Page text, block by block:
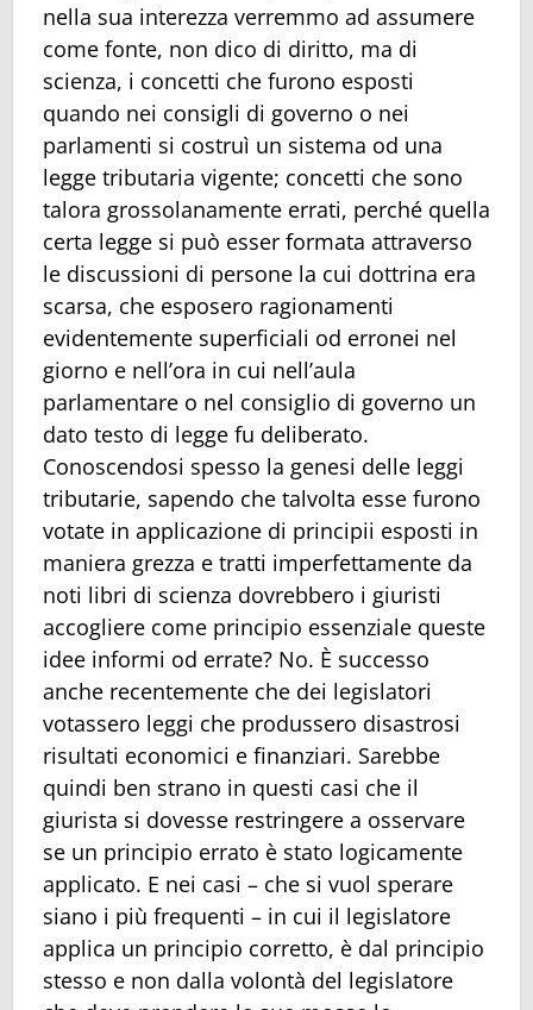
nella sua interezza verremmo ad assumere
come fonte, non dico di diritto, ma di
scienza, i concetti che furono esposti
quando nei consigli di governo o nei
parlamenti si costruì un sistema od una
legge tributaria vigente; concetti che sono
talora grossolanamente errati, perché quella
certa legge si può esser formata attraverso
le discussioni di persone la cui dottrina era
scarsa, che esposero ragionamenti
evidentemente superficiali od erronei nel
giorno e nell’ora in cui nell’aula
parlamentare o nel consiglio di governo un
dato testo di legge fu deliberato.
Conoscendosi spesso la genesi delle leggi
tributarie, sapendo che talvolta esse furono
votate in applicazione di principii esposti in
maniera grezza e tratti imperfettamente da
noti libri di scienza dovrebbero i giuristi
accogliere come principio essenziale queste
idee informi od errate? No. È successo
anche recentemente che dei legislatori
votassero leggi che produssero disastrosi
risultati economici e finanziari. Sarebbe
quindi ben strano in questi casi che il
giurista si dovesse restringere a osservare
se un principio errato è stato logicamente
applicato. E nei casi – che si vuol sperare
siano i più frequenti – in cui il legislatore
applica un principio corretto, è dal principio
stesso e non dalla volontà del legislatore